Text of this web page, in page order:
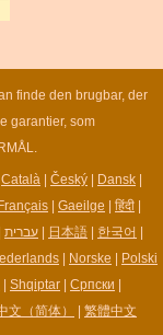
finde den brugbar, der
garantier, som
Català Český Dansk
Français Gaeilge हिंदी
עברית 日本語 한국어
Norske
Polski
Shqiptar Српски
文（简体） 繁體中文